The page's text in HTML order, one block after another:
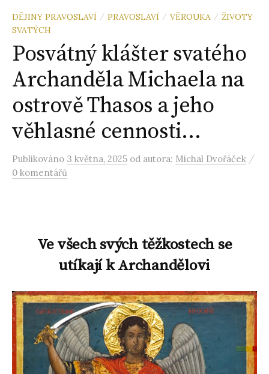
DĚJINY PRAVOSLAVÍ / PRAVOSLAVÍ / VĚROUKA / ŽIVOTY
SVATÝCH
Posvátný klášter svatého
Archanděla Michaela na
ostrově Thasos a jeho
věhlasné cennosti…
Publikováno 3 května, 2025 od autora: Michal Dvořáček /
0 komentářů
Ve všech svých těžkostech se
utíkajík Archandělovi